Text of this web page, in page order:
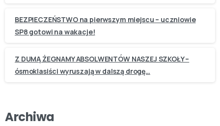
BEZPIECZEŃSTWO na pierwszym miejscu – uczniowie
SP8 gotowi na wakacje!
Z DUMĄ ŻEGNAMY ABSOLWENTÓW NASZEJ SZKOŁY –
ósmoklasiści wyruszają w dalszą drogę…
Archiwa